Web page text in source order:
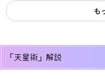
も
「天星術」解説